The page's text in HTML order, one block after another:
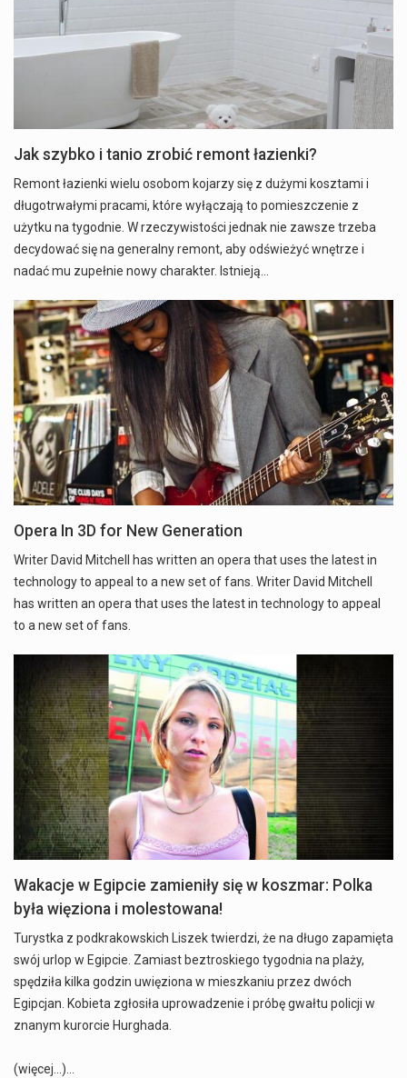
Jak szybko i tanio zrobić remont łazienki?
Remont łazienki wielu osobom kojarzy się z dużymi kosztami i
długotrwałymi pracami, które wyłączają to pomieszczenie z
użytku na tygodnie. W rzeczywistości jednak nie zawsze trzeba
decydować się na generalny remont, aby odświeżyć wnętrze i
nadać mu zupełnie nowy charakter. Istnieją…
Opera In 3D for New Generation
Writer David Mitchell has written an opera that uses the latest in
technology to appeal to a new set of fans. Writer David Mitchell
has written an opera that uses the latest in technology to appeal
to a new set of fans.
Wakacje w Egipcie zamieniły się w koszmar: Polka
była więziona i molestowana!
Turystka z podkrakowskich Liszek twierdzi, że na długo zapamięta
swój urlop w Egipcie. Zamiast beztroskiego tygodnia na plaży,
spędziła kilka godzin uwięziona w mieszkaniu przez dwóch
Egipcjan. Kobieta zgłosiła uprowadzenie i próbę gwałtu policji w
znanym kurorcie Hurghada.
(więcej…)…